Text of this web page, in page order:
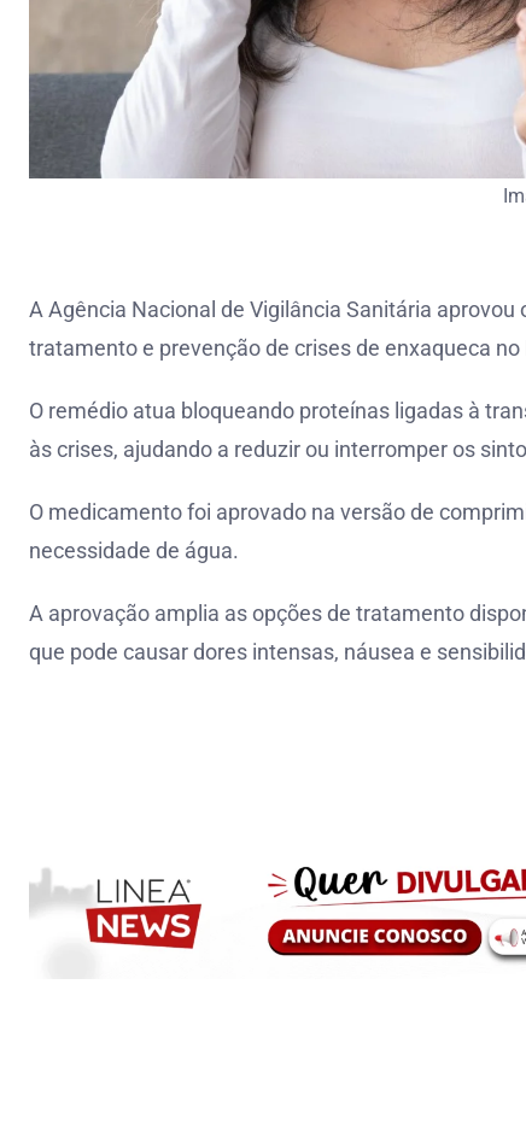
A Agência Nacional de Vigilância Sanitária
tratamento e prevenção de crises de enxaqueca no
O remédio atua bloqueando proteínas ligadas à
às crises, ajudando a reduzir ou interromper os
O medicamento foi aprovado na versão de
necessidade de água.
A aprovação amplia as opções de tratamento
que pode causar dores intensas, náusea e